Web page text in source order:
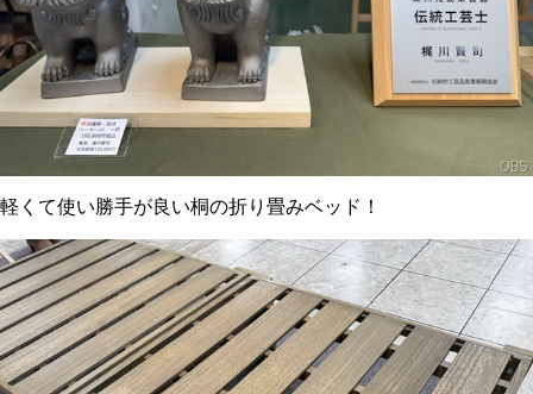
軽くて使い勝手が良い桐の折り畳みベッド！